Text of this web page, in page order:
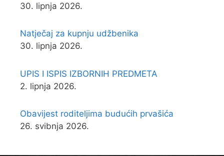
30. lipnja 2026.
Natječaj za kupnju udžbenika
30. lipnja 2026.
UPIS I ISPIS IZBORNIH PREDMETA
2. lipnja 2026.
Obavijest roditeljima budućih prvašića
26. svibnja 2026.